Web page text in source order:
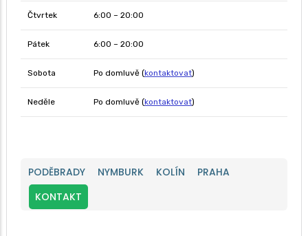
Čtvrtek 6:00 – 20:00
Pátek 6:00 – 20:00
Sobota Po domluvě (kontaktovat)
Neděle Po domluvě (kontaktovat)
PODĚBRADY NYMBURK KOLÍN
PRAHA
KONTAKT